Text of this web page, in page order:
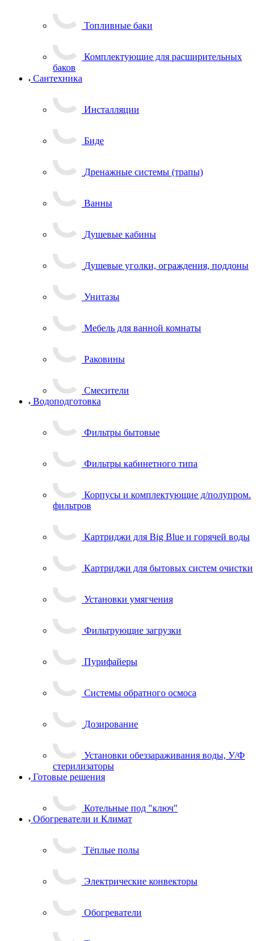
Топливные баки
Комплектующие для расширительных
баков
Сантехника
Инсталляции
Биде
Дренажные системы (трапы)
Ванны
Душевые кабины
Душевые уголки, ограждения, поддоны
Унитазы
Мебель для ванной комнаты
Раковины
Смесители
Водоподготовка
Фильтры бытовые
Фильтры кабинетного типа
Корпусы и комплектующие д/полупром.
фильтров
Картриджи для Big Blue и горячей воды
Картриджи для бытовых систем очистки
Установки умягчения
Фильтрующие загрузки
Пурифайеры
Системы обратного осмоса
Дозирование
Установки обеззараживания воды, У/Ф
стерилизаторы
Готовые решения
Котельные под "ключ"
Обогреватели и Климат
Тёплые полы
Электрические конвекторы
Обогреватели